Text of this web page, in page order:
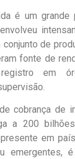
é um grande
de
fonte de
em
cobrança de
a 200
em
emergentes,